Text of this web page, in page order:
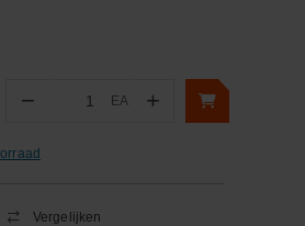
− Aantal
EA +
Vergelijken